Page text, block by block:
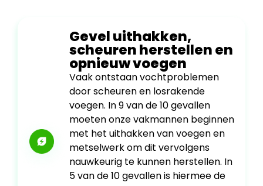
Gevel uithakken,
scheuren herstellen en
opnieuw voegen
Vaak ontstaan vochtproblemen
door scheuren en losrakende
voegen. In 9 van de 10 gevallen
moeten onze vakmannen beginnen
met het uithakken van voegen en
metselwerk om dit vervolgens
nauwkeurig te kunnen herstellen. In
5 van de 10 gevallen is hiermee de